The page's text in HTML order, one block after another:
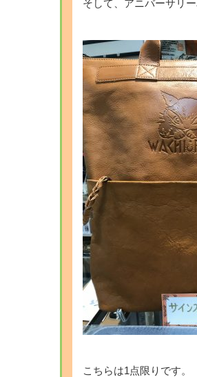
そして、アニバーサリー
こちらは1点限りです。